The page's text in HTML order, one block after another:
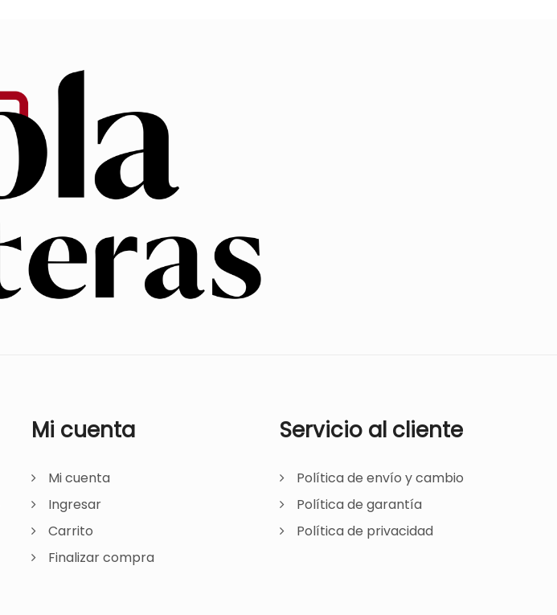
Mi cuenta
Mi cuenta
Ingresar
Carrito
Finalizar compra
Servicio al cliente
Política de envío y cambio
Política de garantía
Política de privacidad